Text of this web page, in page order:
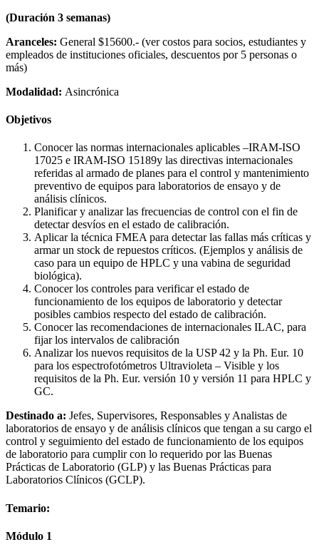
(Duración 3 semanas)
Aranceles: General $15600.- (ver costos para socios, estudiantes y
empleados de instituciones oficiales, descuentos por 5 personas o
más)
Modalidad: Asincrónica
Objetivos
Conocer las normas internacionales aplicables –IRAM-ISO
17025 e IRAM-ISO 15189y las directivas internacionales
referidas al armado de planes para el control y mantenimiento
preventivo de equipos para laboratorios de ensayo y de
análisis clínicos.
Planificar y analizar las frecuencias de control con el fin de
detectar desvíos en el estado de calibración.
Aplicar la técnica FMEA para detectar las fallas más críticas y
armar un stock de repuestos críticos. (Ejemplos y análisis de
caso para un equipo de HPLC y una vabina de seguridad
biológica).
Conocer los controles para verificar el estado de
funcionamiento de los equipos de laboratorio y detectar
posibles cambios respecto del estado de calibración.
Conocer las recomendaciones de internacionales ILAC, para
fijar los intervalos de calibración
Analizar los nuevos requisitos de la USP 42 y la Ph. Eur. 10
para los espectrofotómetros Ultravioleta – Visible y los
requisitos de la Ph. Eur. versión 10 y versión 11 para HPLC y
GC.
Destinado a: Jefes, Supervisores, Responsables y Analistas de
laboratorios de ensayo y de análisis clínicos que tengan a su cargo el
control y seguimiento del estado de funcionamiento de los equipos
de laboratorio para cumplir con lo requerido por las Buenas
Prácticas de Laboratorio (GLP) y las Buenas Prácticas para
Laboratorios Clínicos (GCLP).
Temario:
Módulo 1